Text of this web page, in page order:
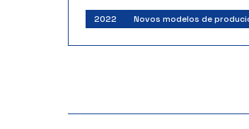
Investigadores:Manuel Francisco
Pérez
LIFE 2021 – Comisión Europea
2022 Novos modelos de